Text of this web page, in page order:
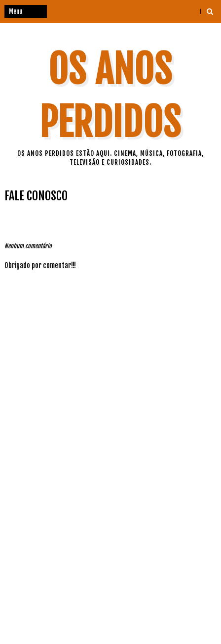
OS ANOS
PERDIDOS
OS ANOS PERDIDOS ESTÃO AQUI. CINEMA, MÚSICA, FOTOGRAFIA,
TELEVISÃO E CURIOSIDADES.
FALE CONOSCO
Nenhum comentário
Obrigado por comentar!!!